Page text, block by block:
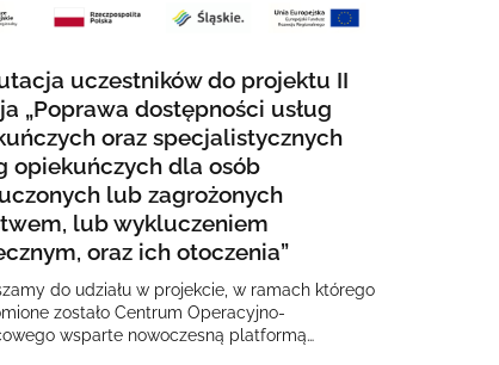
uczestników do projektu II
„Poprawa dostępności usług
oraz specjalistycznych
opiekuńczych dla osób
lub zagrożonych
lub wykluczeniem
oraz ich otoczenia”
do udziału w projekcie, w ramach którego
zostało Centrum Operacyjno-
wsparte nowoczesną platformą